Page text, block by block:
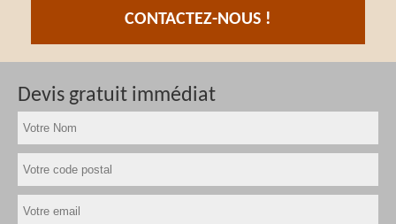
CONTACTEZ-NOUS !
Devis gratuit immédiat